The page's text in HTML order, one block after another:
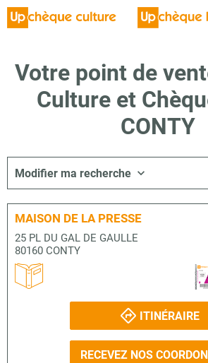
Votre point de
Culture et
CONTY
Modifier ma recherche
MAISON DE LA PRESSE
25 PL DU GAL DE GAULLE
80160 CONTY
ITINÉRAIRE
RECEVEZ NOS